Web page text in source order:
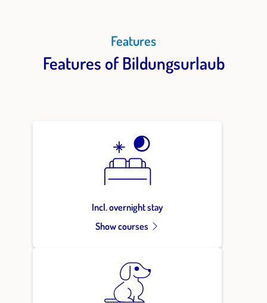
Features
Features of Bildungsurlaub
Incl. overnight stay
Show courses